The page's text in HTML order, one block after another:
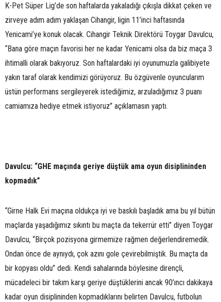
K-Pet Süper Lig’de son haftalarda yakaladığı çıkışla dikkat çeken ve
zirveye adım adım yaklaşan Cihangir, ligin 11’inci haftasında
Yenicami’ye konuk olacak. Cihangir Teknik Direktörü Toygar Davulcu,
“Bana göre maçın favorisi her ne kadar Yenicami olsa da biz maça 3
ihtimalli olarak bakıyoruz. Son haftalardaki iyi oyunumuzla galibiyete
yakın taraf olarak kendimizi görüyoruz. Bu özgüvenle oyuncularım
üstün performans sergileyerek istediğimiz, arzuladığımız 3 puanı
camiamıza hediye etmek istiyoruz” açıklamasın yaptı.
Davulcu: “GHE maçında geriye düştük ama oyun disiplininden
kopmadık”
“Girne Halk Evi maçına oldukça iyi ve baskılı başladık ama bu yıl bütün
maçlarda yaşadığımız sıkıntı bu maçta da tekerrür etti” diyen Toygar
Davulcu, “Birçok pozisyona girmemize rağmen değerlendiremedik.
Ondan önce de aynıydı, çok azını gole çevirebilmiştik. Bu maçta da
bir kopyası oldu” dedi. Kendi sahalarında böylesine dirençli,
mücadeleci bir takım karşı geriye düştüklerini ancak 90’ıncı dakikaya
kadar oyun disiplininden kopmadıklarını belirten Davulcu, futbolun